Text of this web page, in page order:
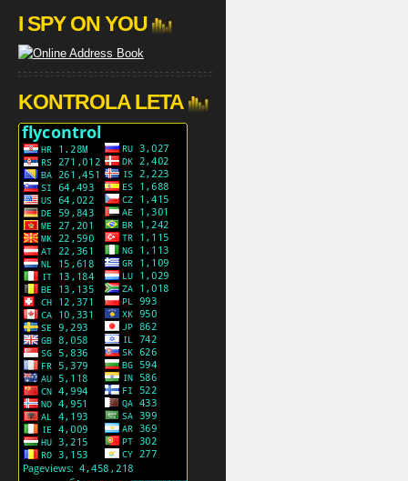
I SPY ON YOU
KONTROLA LETA